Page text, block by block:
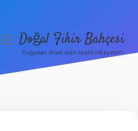
menüyüDoğal Fikir Bahçesi
Doğadan ilham alan neşeli hikayeler!